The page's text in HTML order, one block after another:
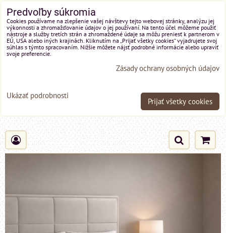
Predvoľby súkromia
Cookies používame na zlepšenie vašej návštevy tejto webovej stránky, analýzu jej
výkonnosti a zhromažďovanie údajov o jej používaní. Na tento účel môžeme použiť
nástroje a služby tretích strán a zhromaždené údaje sa môžu preniesť k partnerom v
EÚ, USA alebo iných krajinách. Kliknutím na „Prijať všetky cookies“ vyjadrujete svoj
súhlas s týmto spracovaním. Nižšie môžete nájsť podrobné informácie alebo upraviť
svoje preferencie.
Zásady ochrany osobných údajov
Ukázať podrobnosti
Prijať všetky cookies